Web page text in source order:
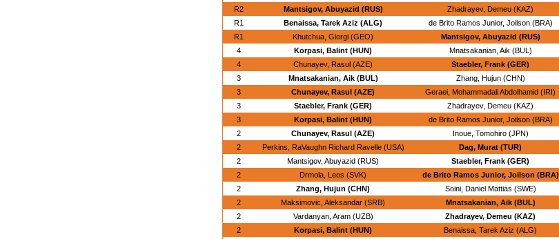
R2
Mantsigov, Abuyazid (RUS) Zhadrayev, Demeu (KAZ)
R1
Benaissa, Tarek Aziz (ALG) de Brito Ramos Junior, Joilson (BRA)
R1
Khutchua, Giorgi (GEO) Mantsigov, Abuyazid (RUS)
4
Korpasi, Balint (HUN) Mnatsakanian, Aik (BUL)
4
Chunayev, Rasul (AZE) Staebler, Frank (GER)
3
Mnatsakanian, Aik (BUL) Zhang, Hujun (CHN)
3
Chunayev, Rasul (AZE) Geraei, Mohammadali Abdolhamid (IRI)
3
Staebler, Frank (GER) Zhadrayev, Demeu (KAZ)
3
Korpasi, Balint (HUN) de Brito Ramos Junior, Joilson (BRA)
2
Chunayev, Rasul (AZE) Inoue, Tomohiro (JPN)
2
Perkins, RaVaughn Richard Ravelle (USA) Dag, Murat (TUR)
2
Mantsigov, Abuyazid (RUS) Staebler, Frank (GER)
2
Drmola, Leos (SVK) de Brito Ramos Junior, Joilson (BRA)
2
Zhang, Hujun (CHN) Soini, Daniel Mattias (SWE)
2
Maksimovic, Aleksandar (SRB) Mnatsakanian, Aik (BUL)
2
Vardanyan, Aram (UZB) Zhadrayev, Demeu (KAZ)
2
Korpasi, Balint (HUN) Benaissa, Tarek Aziz (ALG)